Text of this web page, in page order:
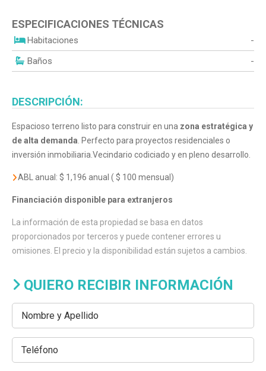
ESPECIFICACIONES TÉCNICAS
Habitaciones
-
Baños
-
DESCRIPCIÓN:
Espacioso terreno listo para construir en una zona estratégica y
de alta demanda . Perfecto para proyectos residenciales o
inversión inmobiliaria.Vecindario codiciado y en pleno desarrollo.
ABL anual: $ 1,196 anual ( $ 100 mensual)
Financiación disponible para extranjeros
La información de esta propiedad se basa en datos
proporcionados por terceros y puede contener errores u
omisiones. El precio y la disponibilidad están sujetos a cambios.
QUIERO RECIBIR INFORMACIÓN